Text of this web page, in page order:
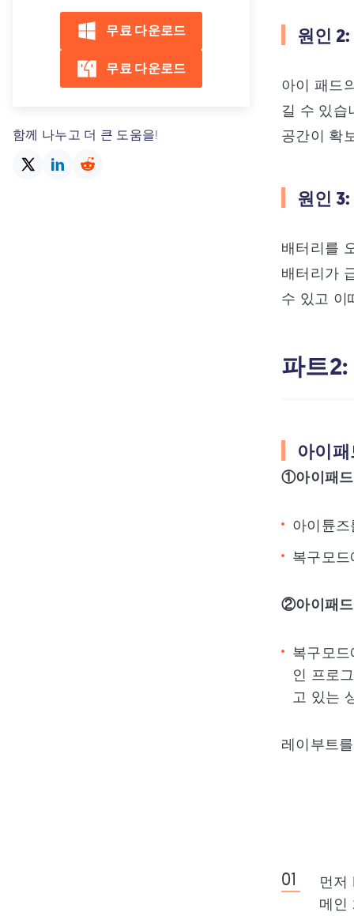
유 & 해결법
데이터 손실 없이 아이패드 4013 오
류 해결
무료 다운로드
무료 다운로드
함께 나누고 더 큰 도움을!
원인
아이 패드
길 수 있습
공간이 확
원인
배터리를
배터리가
수 있고 이
파트
아이
①아이패
아이튠
복구모
②아이패
복구모
인 프로
고 있는
레이부트
먼저
메인